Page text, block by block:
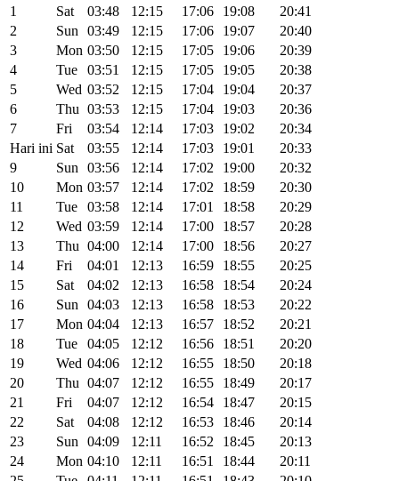
1
Sat 03:48 12:15 17:06 19:08
20:41
2
Sun 03:49 12:15 17:06 19:07
20:40
3
Mon 03:50 12:15 17:05 19:06
20:39
4
Tue 03:51 12:15 17:05 19:05
20:38
5
Wed 03:52 12:15 17:04 19:04
20:37
6
Thu 03:53 12:15 17:04 19:03
20:36
7
Fri 03:54 12:14 17:03 19:02
20:34
Hari ini Sat 03:55 12:14 17:03 19:01
20:33
9
Sun 03:56 12:14 17:02 19:00
20:32
10
Mon 03:57 12:14 17:02 18:59
20:30
11
Tue 03:58 12:14 17:01 18:58
20:29
12
Wed 03:59 12:14 17:00 18:57
20:28
13
Thu 04:00 12:14 17:00 18:56
20:27
14
Fri 04:01 12:13 16:59 18:55
20:25
15
Sat 04:02 12:13 16:58 18:54
20:24
16
Sun 04:03 12:13 16:58 18:53
20:22
17
Mon 04:04 12:13 16:57 18:52
20:21
18
Tue 04:05 12:12 16:56 18:51
20:20
19
Wed 04:06 12:12 16:55 18:50
20:18
20
Thu 04:07 12:12 16:55 18:49
20:17
21
Fri 04:07 12:12 16:54 18:47
20:15
22
Sat 04:08 12:12 16:53 18:46
20:14
23
Sun 04:09 12:11 16:52 18:45
20:13
24
Mon 04:10 12:11 16:51 18:44
20:11